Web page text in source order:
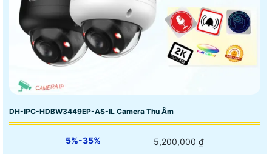
DH-IPC-HDBW3449EP-AS-IL Camera Thu Âm
5%-35% 5,200,000 ₫